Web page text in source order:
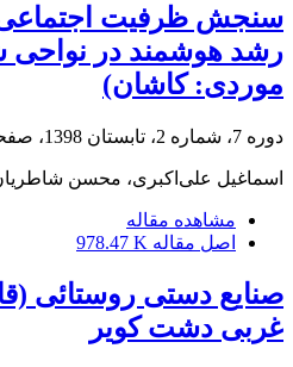
سنجش ظرفیت
رشد هوشمند در نواحی
موردی: کاشان)
دوره 7، شماره 2، تابستان 1398، صفحه
اسماغیل علی‌اکبری، محسن
مشاهده مقاله
اصل مقاله 978.47 K
صنایع دستی روستائی
غربی دشت کویر